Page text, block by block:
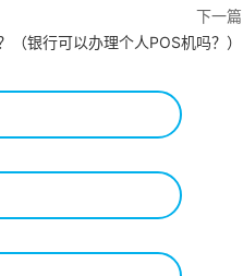
下一篇
（银行可以办理个人POS机吗？）